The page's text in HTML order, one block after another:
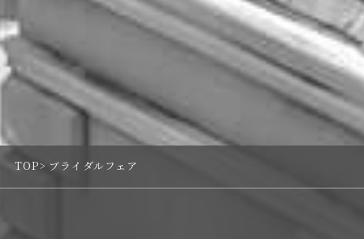
平日／11:00～19:00 | 土日祝／9:00～19:00
火・水曜日は定休日：祝日除く
TOP ブライダルフェア